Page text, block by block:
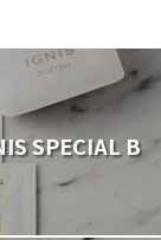
SPECIAL B